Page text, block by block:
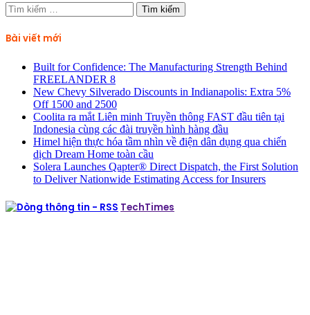
Tìm
kiếm
cho:
Bài viết mới
Built for Confidence: The Manufacturing Strength Behind
FREELANDER 8
New Chevy Silverado Discounts in Indianapolis: Extra 5%
Off 1500 and 2500
Coolita ra mắt Liên minh Truyền thông FAST đầu tiên tại
Indonesia cùng các đài truyền hình hàng đầu
Himel hiện thực hóa tầm nhìn về điện dân dụng qua chiến
dịch Dream Home toàn cầu
Solera Launches Qapter® Direct Dispatch, the First Solution
to Deliver Nationwide Estimating Access for Insurers
TechTimes